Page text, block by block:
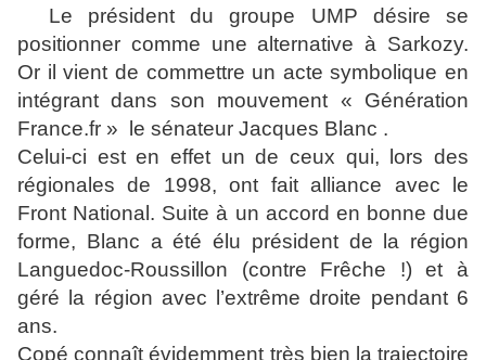
Le président du groupe UMP désire se
positionner comme une alternative à Sarkozy.
Or il vient de commettre un acte symbolique en
intégrant dans son mouvement « Génération
France.fr » le sénateur Jacques Blanc .
Celui-ci est en effet un de ceux qui, lors des
régionales de 1998, ont fait alliance avec le
Front National. Suite à un accord en bonne due
forme, Blanc a été élu président de la région
Languedoc-Roussillon (contre Frêche !) et à
géré la région avec l’extrême droite pendant 6
ans.
Copé connaît évidemment très bien la trajectoire